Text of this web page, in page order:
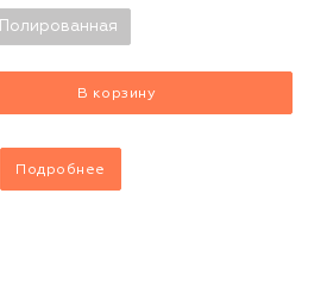
Полированная
В корзину
Подробнее